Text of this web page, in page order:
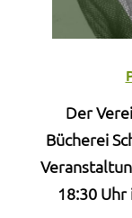
Der
Bücherei
18:30